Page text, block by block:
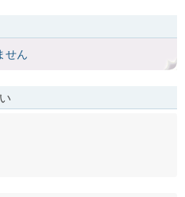
せん